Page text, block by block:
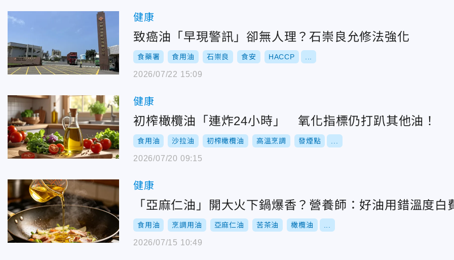
健康
致癌油「早現警訊」卻無人理？石崇良允修法強化
食藥署 食用油 石崇良 食安 HACCP
2026/07/22 15:09
健康
初榨橄欖油「連炸24小時」 氧化指標仍打趴其他油！
食用油 沙拉油 初榨橄欖油 高溫烹調 發煙點
2026/07/20 09:15
健康
「亞麻仁油」開大火下鍋爆香？營養師：好油用錯溫度白
食用油 烹調用油 亞麻仁油 苦茶油 橄欖油
2026/07/15 10:49